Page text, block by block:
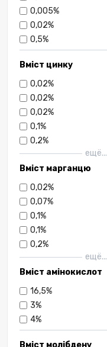
0,005%
0,02%
0,5%
Вміст цинку
0,02%
0,02%
0,02%
0,1%
0,2%
ещё...
Вміст марганцю
0,02%
0,07%
0,1%
0,1%
0,2%
ещё...
Вміст амінокислот
16,5%
3%
4%